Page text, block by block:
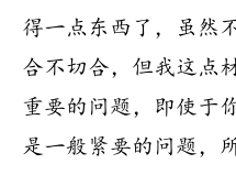
得一点东西了，虽然
合不切合，但我这点
重要的问题，即使于
是一般紧要的问题，